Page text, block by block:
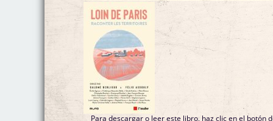
Para descargar o leer este libro, haz clic en el botón